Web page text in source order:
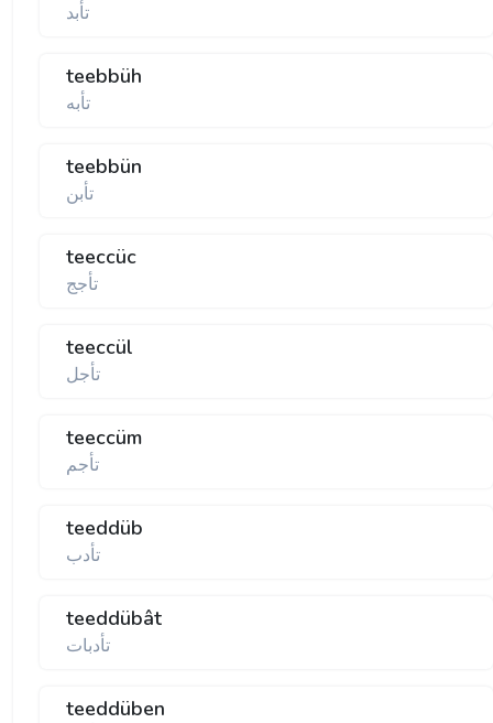
تأبد
teebbüh
تأبه
teebbün
تأبن
teeccüc
تأجج
teeccül
تأجل
teeccüm
تأجم
teeddüb
تأدب
teeddübât
تأدبات
teeddüben